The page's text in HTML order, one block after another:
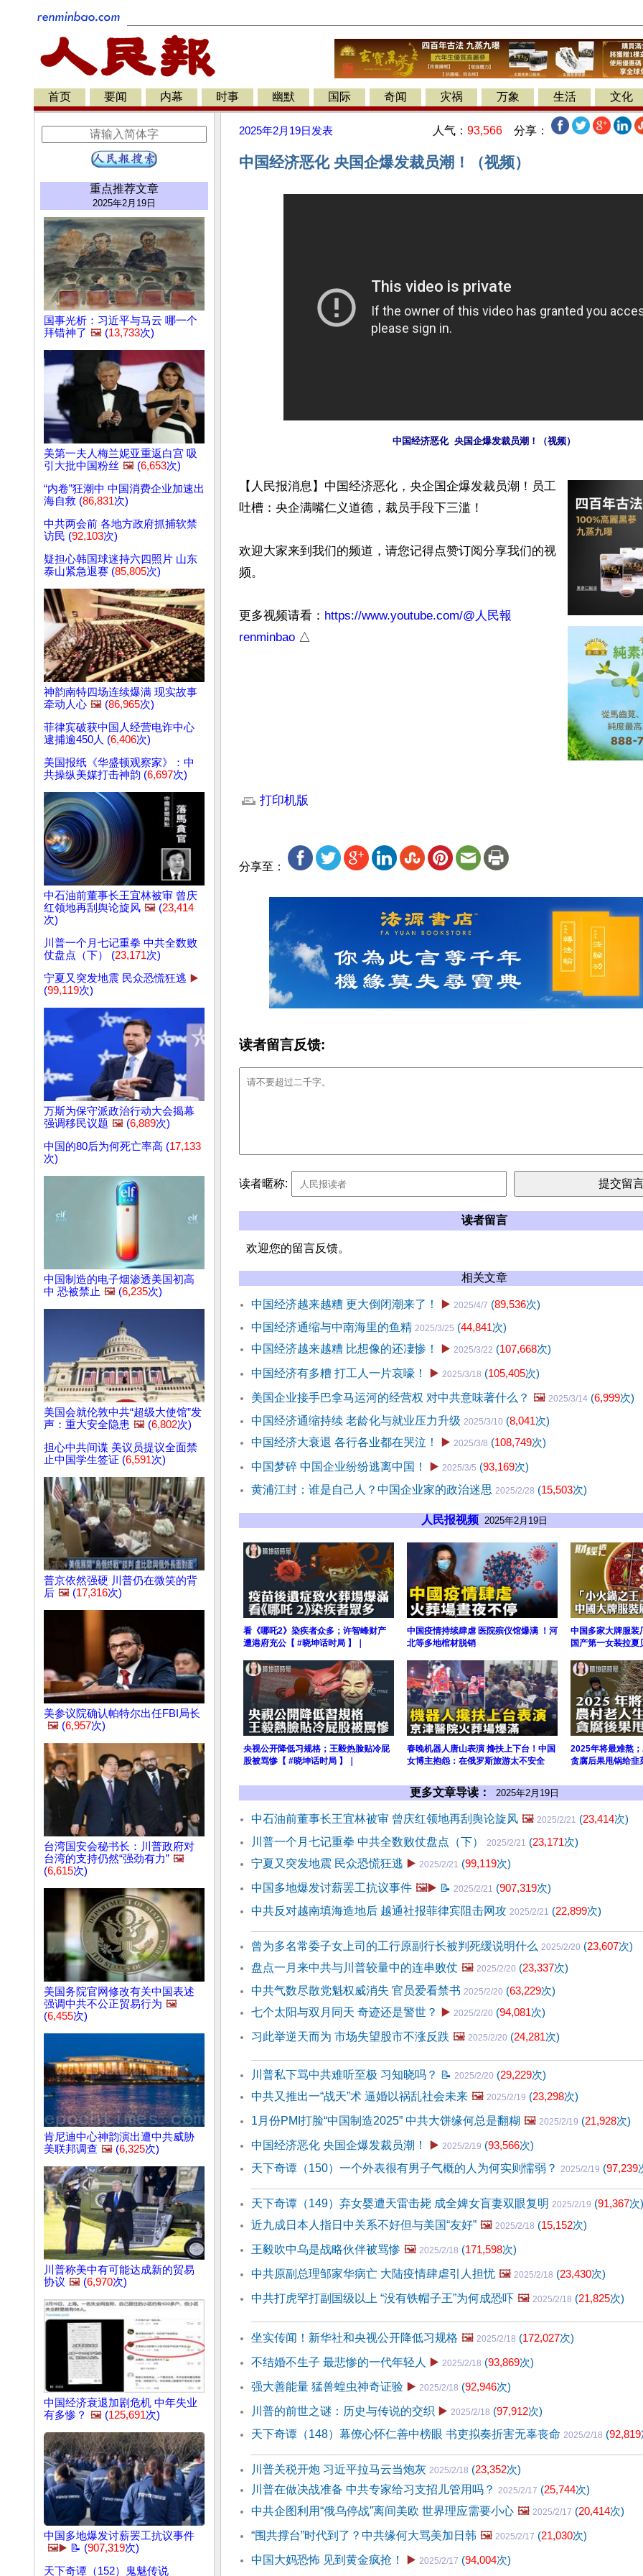
首页 要闻 内幕 时事 幽默 国际 奇闻 灾祸 万象 生活 文化
重点推荐文章
2025年2月19日
国事光析：习近平与马云 哪一个
拜错神了 🖼️ (13,733次)
美第一夫人梅兰妮亚重返白宫 吸
引大批中国粉丝 🖼️ (6,653次)
“内卷”狂潮中 中国消费企业加速出
海自救 (86,831次)
中共两会前 各地方政府抓捕软禁
访民 (92,103次)
疑担心韩国球迷持六四照片 山东
泰山紧急退赛 (85,805次)
神韵南特四场连续爆满 现实故事
牵动人心 🖼️ (86,965次)
菲律宾破获中国人经营电诈中心
逮捕逾450人 (6,406次)
美国报纸《华盛顿观察家》：中
共操纵美媒打击神韵 (6,697次)
中石油前董事长王宜林被审 曾庆
红领地再刮舆论旋风 🖼️ (23,414
次)
川普一个月七记重拳 中共全数败
仗盘点（下） (23,171次)
宁夏又突发地震 民众恐慌狂逃 ▶️
(99,119次)
万斯为保守派政治行动大会揭幕
强调移民议题 🖼️ (6,889次)
中国的80后为何死亡率高 (17,133
次)
中国制造的电子烟渗透美国初高
中 恐被禁止 🖼️ (6,235次)
美国会就伦敦中共“超级大使馆”发
声：重大安全隐患 🖼️ (6,802次)
担心中共间谍 美议员提议全面禁
止中国学生签证 (6,591次)
普京依然强硬 川普仍在微笑的背
后 🖼️ (17,316次)
美参议院确认帕特尔出任FBI局长
🖼️ (6,957次)
台湾国安会秘书长：川普政府对
台湾的支持仍然“强劲有力” 🖼️
(6,615次)
美国务院官网修改有关中国表述
强调中共不公正贸易行为 🖼️
(6,455次)
肯尼迪中心神韵演出遭中共威胁
美联邦调查 🖼️ (6,325次)
川普称美中有可能达成新的贸易
协议 🖼️ (6,970次)
中国经济衰退加剧危机 中年失业
有多惨？ 🖼️ (125,691次)
中国多地爆发讨薪罢工抗议事件
🖼️▶️ 📝 (907,319次)
天下奇谭（152）鬼魅传说
2025年2月19日 发表 人气： 93,566 分享：
中国经济恶化 央国企爆发裁员潮！（视频）
中国经济恶化  央国企爆发裁员潮！（视频）
【人民报消息】中国经济恶化，央企国企爆发裁员潮！员工
吐槽：央企满嘴仁义道德，裁员手段下三滥！
欢迎大家来到我们的频道，请您记得点赞订阅分享我们的视
频。
更多视频请看： https://www.youtube.com/@人民報
renminbao △
打印机版
分享至：
读者留言反馈:
读者暱称:
读者留言
欢迎您的留言反馈。
相关文章
中国经济越来越糟 更大倒闭潮来了！ ▶️ 2025/4/7 (89,536次)
中国经济通缩与中南海里的鱼精 2025/3/25 (44,841次)
中国经济越来越糟 比想像的还凄惨！
▶️ 2025/3/22 (107,668次)
中国经济有多糟 打工人一片哀嚎！
▶️ 2025/3/18 (105,405次)
美国企业接手巴拿马运河的经营权 对中共意味著什么？ 🖼️ 2025/3/14 (6,999次)
中国经济通缩持续 老龄化与就业压力升级 2025/3/10 (8,041次)
中国经济大衰退 各行各业都在哭泣！
▶️ 2025/3/8 (108,749次)
中国梦碎 中国企业纷纷逃离中国！
▶️ 2025/3/5 (93,169次)
黄浦江封：谁是自己人？中国企业家的政治迷思 2025/2/28 (15,503次)
人民报视频 2025年2月19日
看《哪吒2》染疾者众多；许智峰财产
遭港府充公【 #晓坤话时局 】｜
中国疫情持续肆虐 医院殡仪馆爆满 ！河
北等多地棺材脱销
中国多家大牌服装
国产第一女装拉夏
央视公开降低习规格；王毅热脸贴冷屁
股被骂惨【 #晓坤话时局 】｜
春晚机器人唐山表演 搀扶上下台！中国
女博主抱怨：在俄罗斯旅游太不安全
2025年将最难熬
贪腐后果甩锅给韭
更多文章导读： 2025年2月19日
中石油前董事长王宜林被审 曾庆红领地再刮舆论旋风 🖼️ 2025/2/21 (23,414次)
川普一个月七记重拳 中共全数败仗盘点（下）
2025/2/21 (23,171次)
宁夏又突发地震 民众恐慌狂逃 ▶️ 2025/2/21 (99,119次)
中国多地爆发讨薪罢工抗议事件 🖼️▶️ 📝 2025/2/21 (907,319次)
中共反对越南填海造地后 越通社报菲律宾阻击网攻 2025/2/21 (22,899次)
曾为多名常委子女上司的工行原副行长被判死缓说明什么 2025/2/20 (23,607次)
盘点一月来中共与川普较量中的连串败仗 🖼️ 2025/2/20 (23,337次)
中共气数尽散党魁权威消失 官员爱看禁书 2025/2/20 (63,229次)
七个太阳与双月同天 奇迹还是警世？ ▶️ 2025/2/20 (94,081次)
习此举逆天而为 市场失望股市不涨反跌 🖼️ 2025/2/20 (24,281次)
川普私下骂中共难听至极 习知晓吗？ 📝 2025/2/20 (29,229次)
中共又推出一“战天”术 逼婚以祸乱社会未来 🖼️ 2025/2/19 (23,298次)
1月份PMI打脸“中国制造2025” 中共大饼缘何总是翻糊 🖼️ 2025/2/19 (21,928次)
中国经济恶化 央国企爆发裁员潮！
▶️ 2025/2/19 (93,566次)
天下奇谭（150）一个外表很有男子气概的人为何实则懦弱？ 2025/2/19 (97,239
天下奇谭（149）弃女婴遭天雷击毙 成全婢女盲妻双眼复明 2025/2/19 (91,367次)
近九成日本人指日中关系不好但与美国“友好” 🖼️ 2025/2/18 (15,152次)
王毅吹中乌是战略伙伴被骂惨 🖼️ 2025/2/18 (171,598次)
中共原副总理邹家华病亡 大陆疫情肆虐引人担忧 🖼️ 2025/2/18 (23,430次)
中共打虎罕打副国级以上 “没有铁帽子王”为何成恐吓 🖼️ 2025/2/18 (21,825次)
坐实传闻！新华社和央视公开降低习规格 🖼️ 2025/2/18 (172,027次)
不结婚不生子 最悲惨的一代年轻人 ▶️ 2025/2/18 (93,869次)
强大善能量 猛兽蝗虫神奇证验 ▶️ 2025/2/18 (92,946次)
川普的前世之谜：历史与传说的交织 ▶️ 2025/2/18 (97,912次)
天下奇谭（148）幕僚心怀仁善中榜眼 书吏拟奏折害无辜丧命 2025/2/18 (92,819
川普关税开炮 习近平拉马云当炮灰 2025/2/18 (23,352次)
川普在做决战准备 中共专家给习支招儿管用吗？ 2025/2/17 (25,744次)
中共企图利用“俄乌停战”离间美欧 世界理应需要小心 🖼️ 2025/2/17 (20,414次)
“围共撑台”时代到了？中共缘何大骂美加日韩 🖼️ 2025/2/17 (21,030次)
中国大妈恐怖 见到黄金疯抢！
▶️ 2025/2/17 (94,004次)